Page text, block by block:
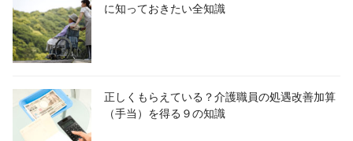
に知っておきたい全知識
正しくもらえている？介護職員の処遇改善加算
（手当）を得る９の知識